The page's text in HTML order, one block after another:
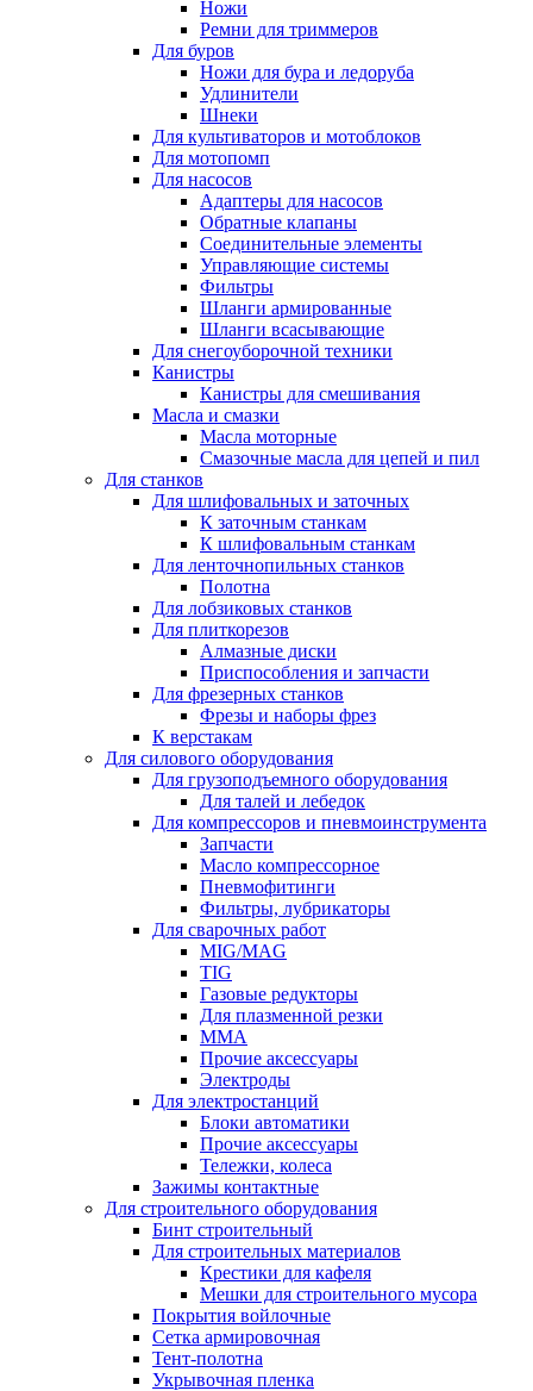
Ножи
Ремни для триммеров
Для буров
Ножи для бура и ледоруба
Удлинители
Шнеки
Для культиваторов и мотоблоков
Для мотопомп
Для насосов
Адаптеры для насосов
Обратные клапаны
Соединительные элементы
Управляющие системы
Фильтры
Шланги армированные
Шланги всасывающие
Для снегоуборочной техники
Канистры
Канистры для смешивания
Масла и смазки
Масла моторные
Смазочные масла для цепей и пил
Для станков
Для шлифовальных и заточных
К заточным станкам
К шлифовальным станкам
Для ленточнопильных станков
Полотна
Для лобзиковых станков
Для плиткорезов
Алмазные диски
Приспособления и запчасти
Для фрезерных станков
Фрезы и наборы фрез
К верстакам
Для силового оборудования
Для грузоподъемного оборудования
Для талей и лебедок
Для компрессоров и пневмоинструмента
Запчасти
Масло компрессорное
Пневмофитинги
Фильтры, лубрикаторы
Для сварочных работ
MIG/MAG
TIG
Газовые редукторы
Для плазменной резки
ММА
Прочие аксессуары
Электроды
Для электростанций
Блоки автоматики
Прочие аксессуары
Тележки, колеса
Зажимы контактные
Для строительного оборудования
Бинт строительный
Для строительных материалов
Крестики для кафеля
Мешки для строительного мусора
Покрытия войлочные
Сетка армировочная
Тент-полотна
Укрывочная пленка